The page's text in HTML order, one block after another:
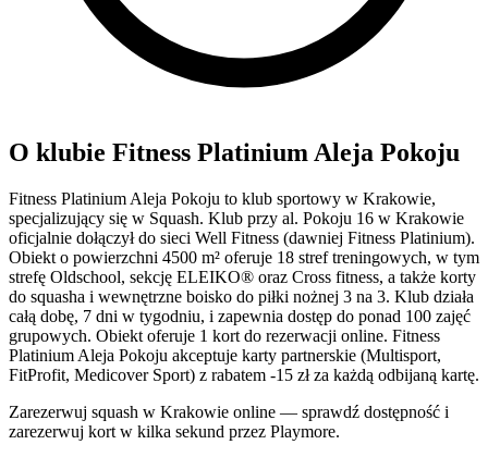
O klubie Fitness Platinium Aleja Pokoju
Fitness Platinium Aleja Pokoju to klub sportowy w Krakowie,
specjalizujący się w Squash. Klub przy al. Pokoju 16 w Krakowie
oficjalnie dołączył do sieci Well Fitness (dawniej Fitness Platinium).
Obiekt o powierzchni 4500 m² oferuje 18 stref treningowych, w tym
strefę Oldschool, sekcję ELEIKO® oraz Cross fitness, a także korty
do squasha i wewnętrzne boisko do piłki nożnej 3 na 3. Klub działa
całą dobę, 7 dni w tygodniu, i zapewnia dostęp do ponad 100 zajęć
grupowych. Obiekt oferuje 1 kort do rezerwacji online. Fitness
Platinium Aleja Pokoju akceptuje karty partnerskie (Multisport,
FitProfit, Medicover Sport) z rabatem -15 zł za każdą odbijaną kartę.
Zarezerwuj squash w Krakowie online — sprawdź dostępność i
zarezerwuj kort w kilka sekund przez Playmore.